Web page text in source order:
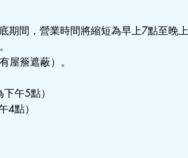
期間，營業時間將縮短為早上7點至晚
屋簷遮蔽）。
午5點）
點）